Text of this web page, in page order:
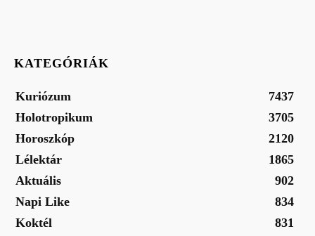
KATEGÓRIÁK
Kuriózum
7437
Holotropikum
3705
Horoszkóp
2120
Lélektár
1865
Aktuális
902
Napi Like
834
Koktél
831